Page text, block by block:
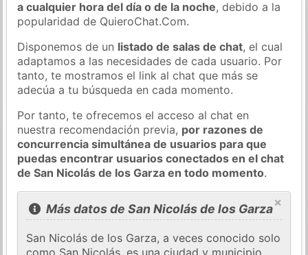
a cualquier hora del día o de la noche, debido a la
popularidad de QuieroChat.Com.
Disponemos de un listado de salas de chat, el cual
adaptamos a las necesidades de cada usuario. Por
tanto, te mostramos el link al chat que más se
adecúa a tu búsqueda en cada momento.
Por tanto, te ofrecemos el acceso al chat en
nuestra recomendación previa, por razones de
concurrencia simultánea de usuarios para que
puedas encontrar usuarios conectados en el chat
de San Nicolás de los Garza en todo momento.
×
Más datos de San Nicolás de los Garza
San Nicolás de los Garza, a veces conocido solo